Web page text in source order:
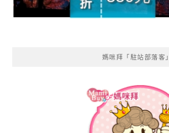
媽咪拜「駐站部落客」